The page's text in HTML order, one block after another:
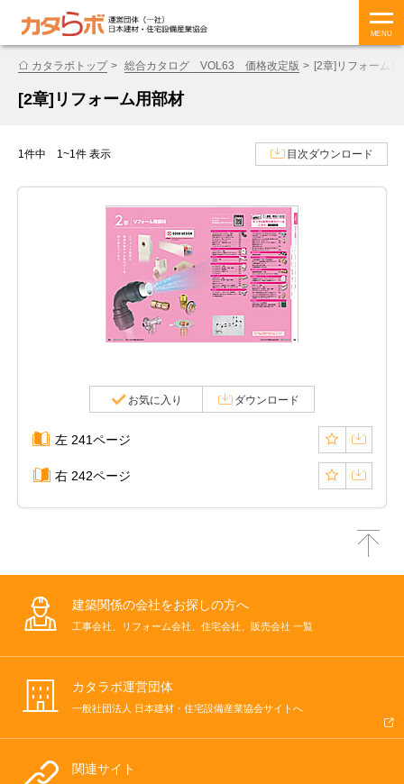
MENU
カタラボトップ 総合カタログ VOL63 価格改定版 [2章]リフォーム用
[2章]リフォーム用部材
1件中 1~1件 表示 目次ダウンロード
お気に入り ダウンロード
左 241ページ
右 242ページ
建築関係の会社をお探しの方へ
工事会社、リフォーム会社、住宅会社、販売会社 一覧
カタラボ運営団体
一般社団法人 日本建材・住宅設備産業協会サイトへ
関連サイト